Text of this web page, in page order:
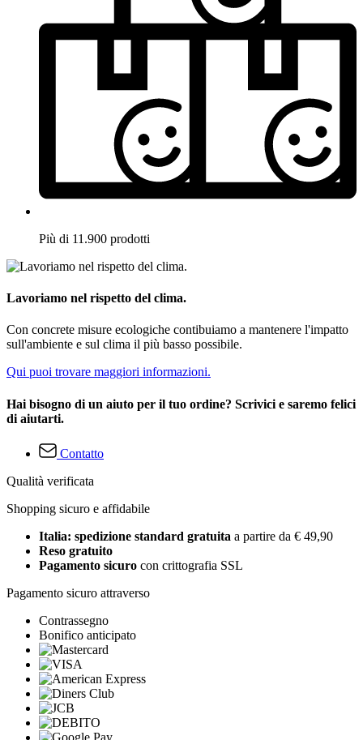
Più di 11.900 prodotti
Lavoriamo nel rispetto del clima.
Con concrete misure ecologiche contibuiamo a mantenere l'impatto
sull'ambiente e sul clima il più basso possibile.
Qui puoi trovare maggiori informazioni.
Hai bisogno di un aiuto per il tuo ordine? Scrivici e saremo felici
di aiutarti.
Contatto
Qualità verificata
Shopping sicuro e affidabile
Italia: spedizione standard gratuita a partire da € 49,90
Reso gratuito
Pagamento sicuro con crittografia SSL
Pagamento sicuro attraverso
Contrassegno
Bonifico anticipato